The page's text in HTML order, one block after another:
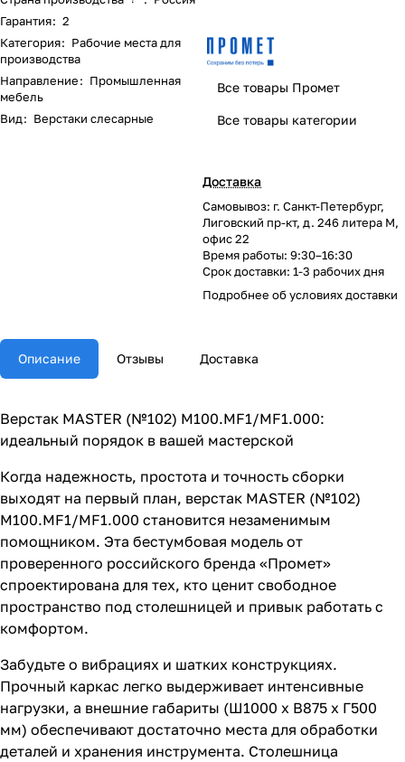
Гарантия: 2
Категория: Рабочие места для
производства
Направление: Промышленная
мебель
Вид: Верстаки слесарные
Все товары Промет
Все товары категории
Доставка
Самовывоз: г. Санкт-Петербург,
Лиговский пр-кт, д. 246 литера М,
офис 22
Время работы: 9:30–16:30
Срок доставки: 1-3 рабочих дня
Подробнее обусловиях доставки
Описание Отзывы Доставка
Верстак MASTER (№102) M100.MF1/MF1.000:
идеальный порядок в вашей мастерской
Когда надежность, простота и точность сборки
выходят на первый план, верстак MASTER (№102)
M100.MF1/MF1.000 становится незаменимым
помощником. Эта бестумбовая модель от
проверенного российского бренда «Промет»
спроектирована для тех, кто ценит свободное
пространство под столешницей и привык работать с
комфортом.
Забудьте о вибрациях и шатких конструкциях.
Прочный каркас легко выдерживает интенсивные
нагрузки, а внешние габариты (Ш1000 х В875 х Г500
мм) обеспечивают достаточно места для обработки
деталей и хранения инструмента. Столешница